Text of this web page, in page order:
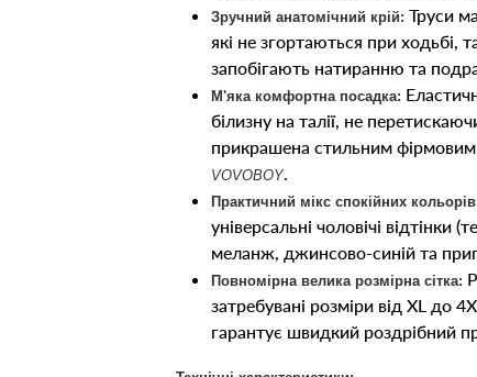
Зручний анатомічний крій: Труси
які не згортаються при ходьбі,
запобігають натиранню та
М'яка комфортна посадка:
білизну на талії, не
прикрашена стильним
VOVOBOY.
Практичний мікс спокійних
універсальні чоловічі відтінки
меланж, джинсово-синій та
Повномірна велика розмірна сітка:
затребувані розміри від XL до
гарантує швидкий роздрібний